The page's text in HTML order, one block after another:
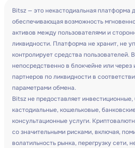
Bitsz — это некастодиальная платформа
обеспечивающая возможность
активов между пользователями и
ликвидности. Платформа не хранит, не
контролирует средства пользователей.
непосредственно в блокчейне или через
партнеров по ликвидности в
параметрами обмена.
Bitsz не предоставляет инвестиционные,
кастодиальные, кошельковые,
консультационные услуги.
со значительными рисками, включая,
волатильность рынка, перегрузку сети,